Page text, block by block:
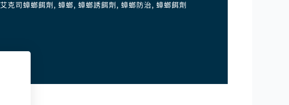
艾克司蟑螂餌劑, 蟑螂, 蟑螂誘餌劑, 蟑螂防治, 蟑螂餌劑